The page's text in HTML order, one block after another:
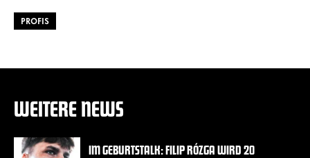
PROFIS
WEITERE NEWS
IM GEBURTSTALK: FILIP RÓZGA WIRD 20